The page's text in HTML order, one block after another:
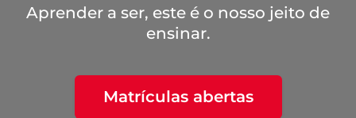
Aprender a ser, este é o nosso jeito de
ensinar.
Matrículas abertas